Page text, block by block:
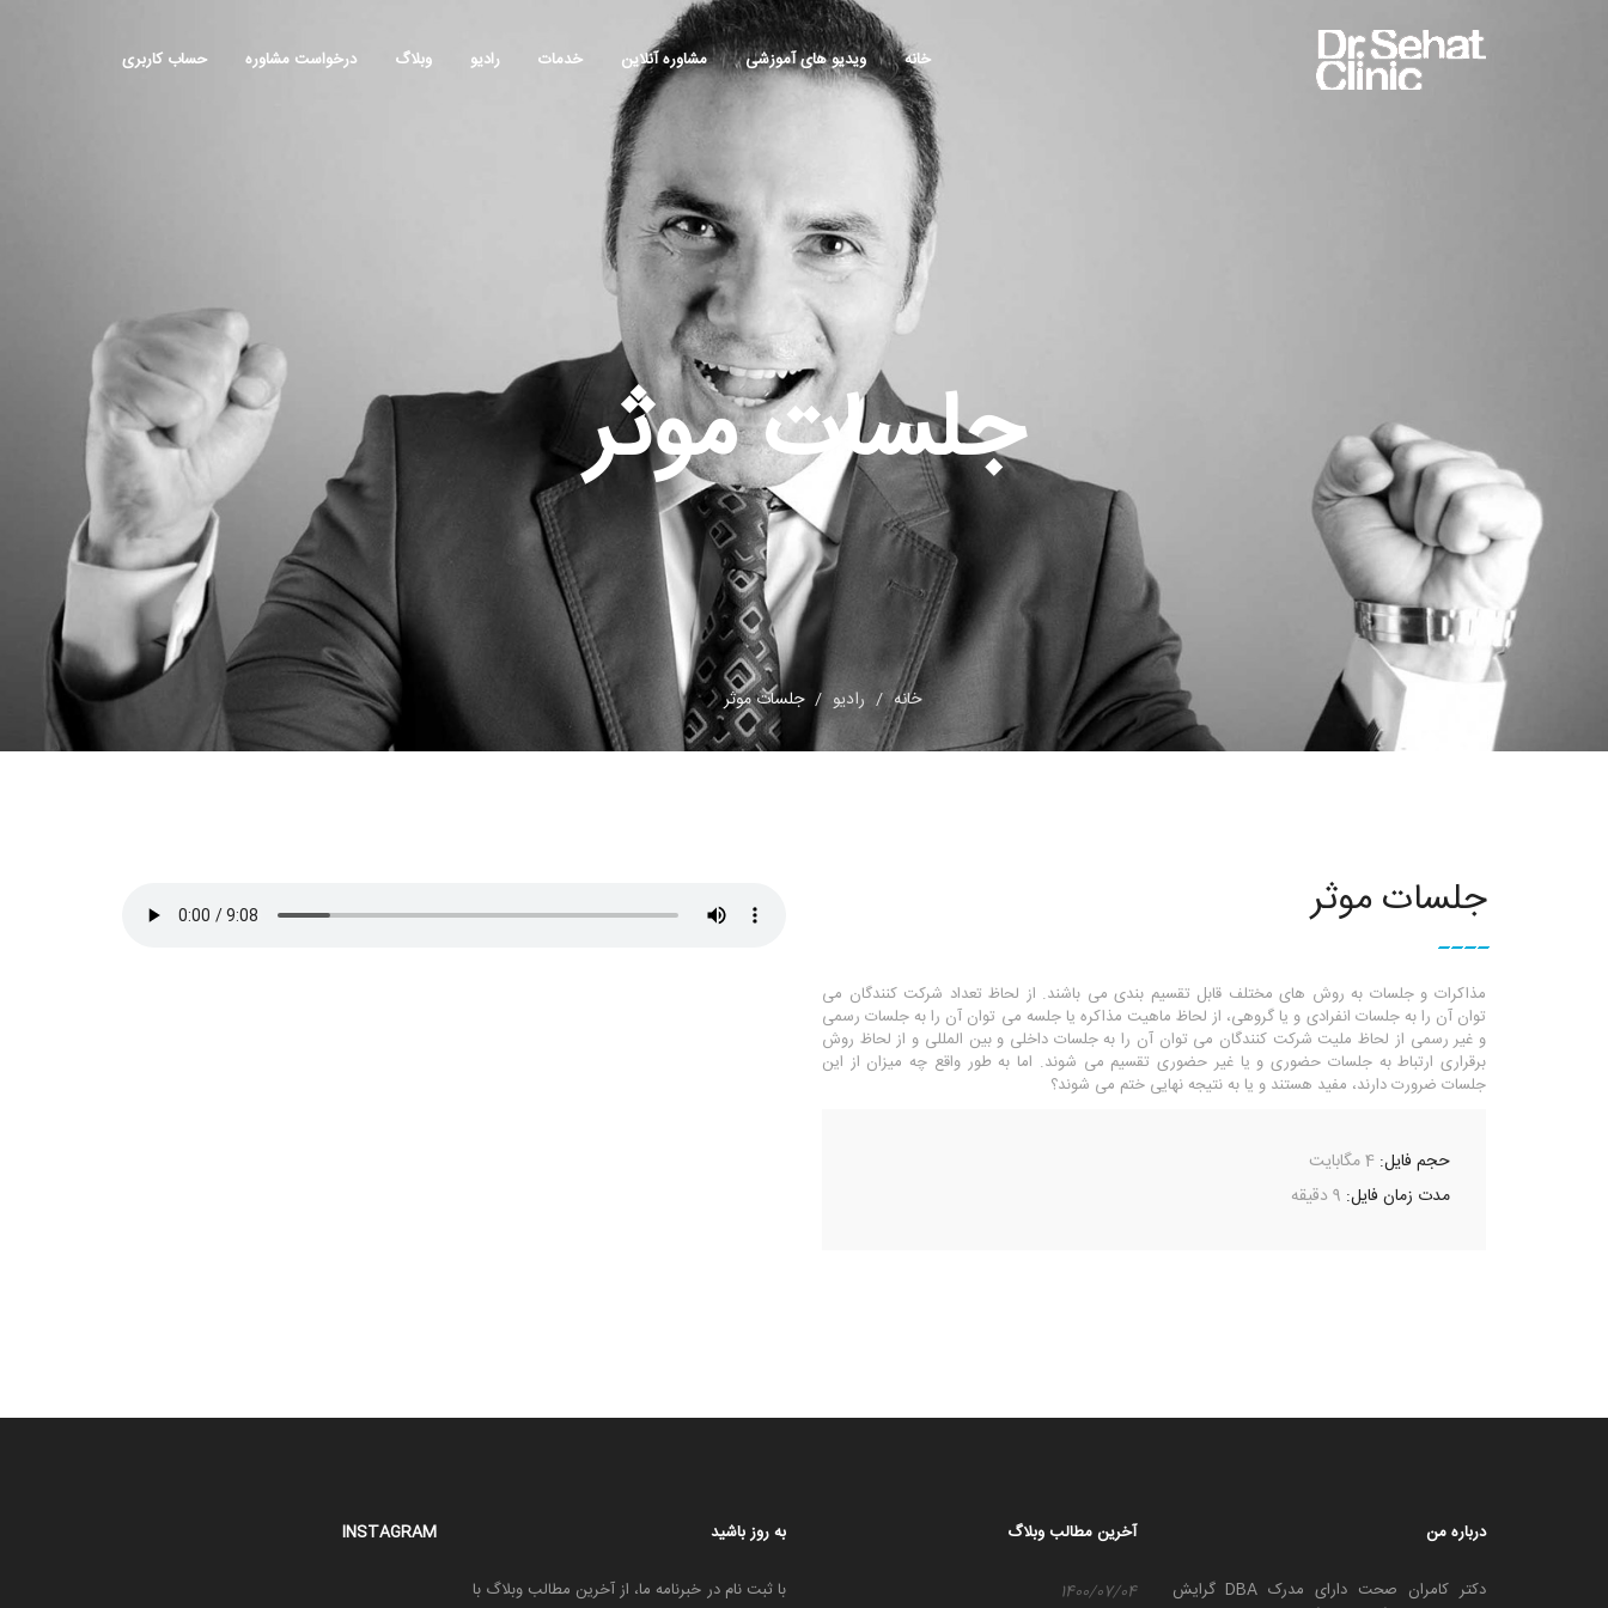
خانه ویدیو های آموزشی مشاوره آنلاین خدمات رادیو وبلاگ درخواست مشاوره حساب کاربری
خانه رادیو جلسات موثر
جلسات موثر
جلسات موثر
مذاکرات و جلسات به روش های مختلف قابل تقسیم بندی می باشند. از لحاظ تعداد شرکت کنندگان می
توان آن را به جلسات انفرادی و یا گروهی، از لحاظ ماهیت مذاکره یا جلسه می توان آن را به جلسات رسمی
و غیر رسمی از لحاظ ملیت شرکت کنندگان می توان آن را به جلسات داخلی و بین المللی و از لحاظ روش
برقراری ارتباط به جلسات حضوری و یا غیر حضوری تقسیم می شوند. اما به طور واقع چه میزان از این
جلسات ضرورت دارند، مفید هستند و یا به نتیجه نهایی ختم می شوند؟
حجم فایل: 4 مگابایت
مدت زمان فایل: 9 دقیقه
درباره من
دکتر کامران صحت دارای مدرک DBA گرایش
آخرین مطالب وبلاگ
1400/07/04
به روز باشید
با ثبت نام در خبرنامه ما، از آخرین مطالب وبلاگ با
INSTAGRAM